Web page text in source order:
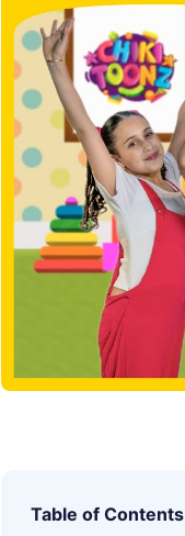
Table of Contents